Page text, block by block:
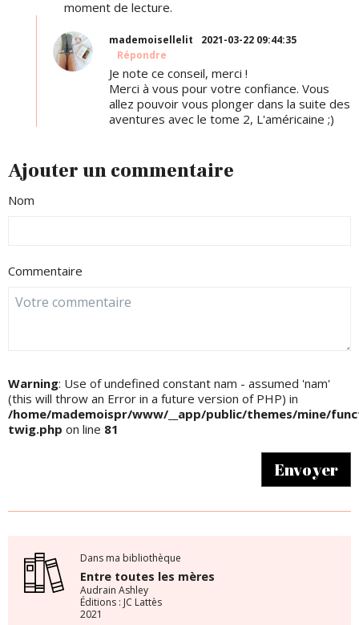
moment de lecture.
mademoisellelit
2021-03-22 09:44:35
Répondre
Je note ce conseil, merci !
Merci à vous pour votre confiance. Vous
allez pouvoir vous plonger dans la suite des
aventures avec le tome 2, L'américaine ;)
Ajouter un commentaire
Nom
Commentaire
Warning: Use of undefined constant nam - assumed 'nam'
(this will throw an Error in a future version of PHP) in
/home/mademoispr/www/__app/public/themes/mine/
twig.php on line 81
Envoyer
Dans ma bibliothèque
Entre toutes les mères
Audrain Ashley
Éditions : JC Lattès
2021